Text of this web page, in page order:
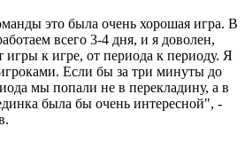
это была очень хорошая игра. В
всего 3-4 дня, и я доволен,
игры к игре, от периода к периоду. Я
Если бы за три минуты до
мы попали не в перекладину, а в
была бы очень интересной", -